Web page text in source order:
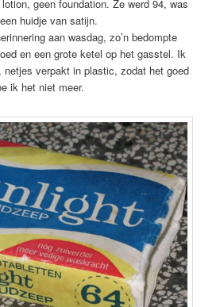
geen foundation. Ze werd 94, was
huidje van satijn.
aan wasdag, zo’n bedompte
en een grote ketel op het gasstel. Ik
netjes verpakt in plastic, zodat het goed
ik het niet meer.